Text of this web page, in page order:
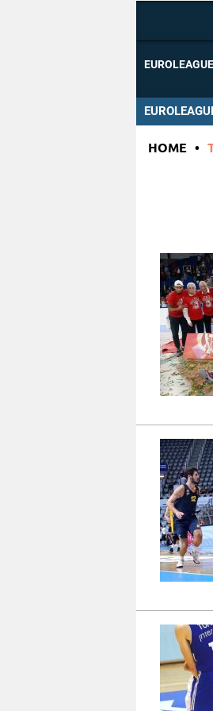
EUROLEAGUE
HOME •